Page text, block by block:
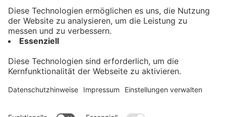
Kontakt
Impressum